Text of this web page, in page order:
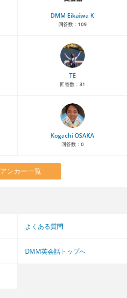
DMM Eikaiwa K
回答数： 109
TE
回答数： 31
Kogachi OSAKA
回答数： 0
アンカー一覧
よくある質問
DMM英会話トップへ